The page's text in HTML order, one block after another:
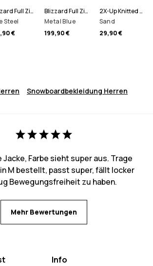
Blizzard Full Zip Snowboardjacke Herren
Steel
€
Blizzard Full Zip Skijacke Herren
Metal Blue
199,90 €
2X-Up Knitted Schlauchtuch
Sand
29,90 €
Snowboardbekleidung Herren
Farbe sieht super aus. Trage
in M bestellt, passt super, fällt locker
Bewegungsfreiheit zu haben.
Mehr Bewertungen
Info